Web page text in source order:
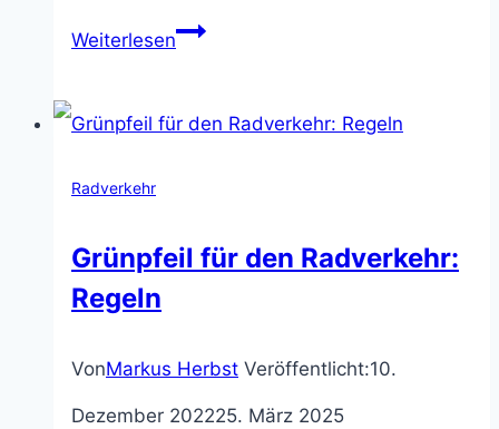
WeiterlesenMindestbreite
Fuß-
Radverkehr
Grünpfeil für den Radverkehr:
Regeln
VonMarkus Herbst Veröffentlicht:10.
Dezember 202225. März 2025